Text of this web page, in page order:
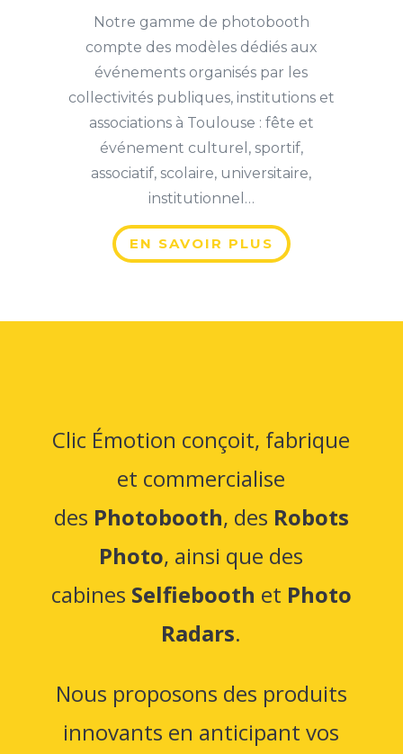
Notre gamme de photobooth
compte des modèles dédiés aux
événements organisés par les
collectivités publiques, institutions et
associations à Toulouse : fête et
événement culturel, sportif,
associatif, scolaire, universitaire,
institutionnel…
EN SAVOIR PLUS
Clic Émotion conçoit, fabrique
et commercialise
des Photobooth, des Robots
Photo, ainsi que des
cabines Selfiebooth et Photo
Radars.
Nous proposons des produits
innovants en anticipant vos